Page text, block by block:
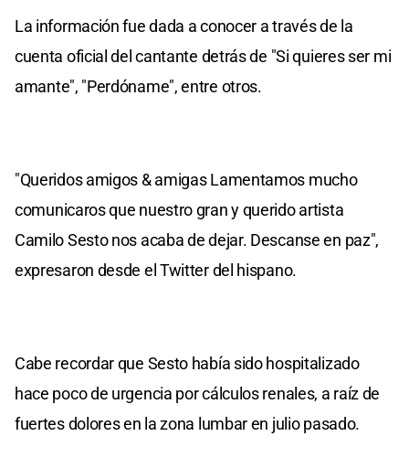
La información fue dada a conocer a través de la
cuenta oficial del cantante detrás de "Si quieres ser mi
amante", "Perdóname", entre otros.
"Queridos amigos & amigas Lamentamos mucho
comunicaros que nuestro gran y querido artista
Camilo Sesto nos acaba de dejar. Descanse en paz",
expresaron desde el Twitter del hispano.
Cabe recordar que Sesto había sido hospitalizado
hace poco de urgencia por cálculos renales, a raíz de
fuertes dolores en la zona lumbar en julio pasado.